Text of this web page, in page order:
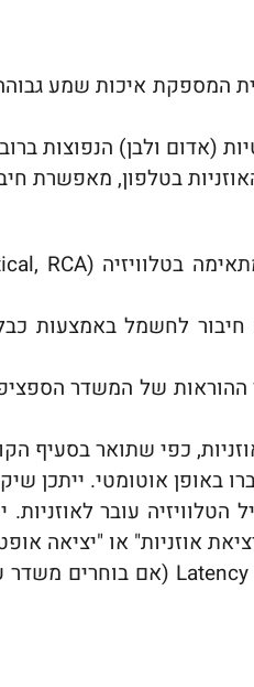
המספקת איכות שמע
(אדום ולבן) הנפוצות
בטלפון, מאפשרת
של המשדר
כפי שתואר בסעיף
באופן אוטומטי. ייתכן
הטלוויזיה עובר
אוזניות" או "יציאה